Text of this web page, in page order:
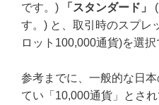
です。)
「スタンダード」
す。) と、取引時のスプレ
ロット100,000通貨)を選択
参考までに、一般的な日
てい「10,000通貨」とさ